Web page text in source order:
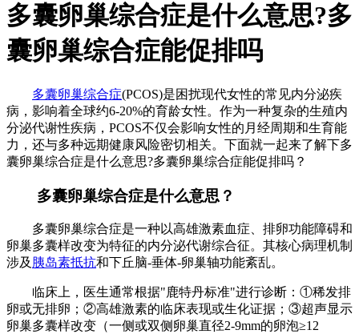
多囊卵巢综合症是什么意思?多
囊卵巢综合症能促排吗
多囊卵巢综合症(PCOS)是困扰现代女性的常见内分泌疾
病，影响着全球约6-20%的育龄女性。作为一种复杂的生殖内
分泌代谢性疾病，PCOS不仅会影响女性的月经周期和生育能
力，还与多种远期健康风险密切相关。下面就一起来了解下多
囊卵巢综合症是什么意思?多囊卵巢综合症能促排吗？
多囊卵巢综合症是什么意思？
多囊卵巢综合症是一种以高雄激素血症、排卵功能障碍和
卵巢多囊样改变为特征的内分泌代谢综合征。其核心病理机制
涉及 胰岛素抵抗和下丘脑-垂体-卵巢轴功能紊乱。
临床上，医生通常根据"鹿特丹标准"进行诊断：①稀发排
卵或无排卵；②高雄激素的临床表现或生化证据；③超声显示
卵巢多囊样改变（一侧或双侧卵巢直径2-9mm的卵泡≥12